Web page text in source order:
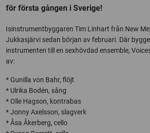
för första gången i Sverige!
Isinstrumentbyggaren Tim Linhart från New
Jukkasjärvi sedan början av februari. Där
instrumenten till en sexhövdad ensemble,
av:
* Gunilla von Bahr, flöjt
* Ulrika Bodén, sång
* Olle Hagson, kontrabas
* Jonny Axelsson, slagverk
* Åsa Åkerberg, cello